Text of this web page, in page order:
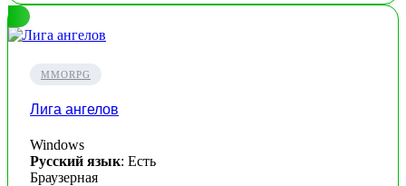
MMORPG
Лига ангелов
Windows
Русский язык: Есть
Браузерная